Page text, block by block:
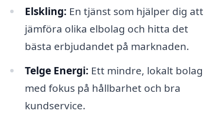
Elskling: En tjänst som hjälper dig att
jämföra olika elbolag och hitta det
bästa erbjudandet på marknaden.
Telge Energi: Ett mindre, lokalt bolag
med fokus på hållbarhet och bra
kundservice.